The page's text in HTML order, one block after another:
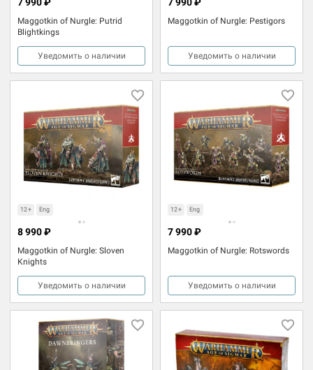
Maggotkin of Nurgle: Putrid
Blightkings
Уведомить о наличии
Maggotkin of Nurgle: Pestigors
Уведомить о наличии
12+ Eng
Maggotkin of Nurgle: Sloven
Knights
8 990 ₽
Уведомить о наличии
12+ Eng
Maggotkin of Nurgle: Rotswords
7 990 ₽
Уведомить о наличии